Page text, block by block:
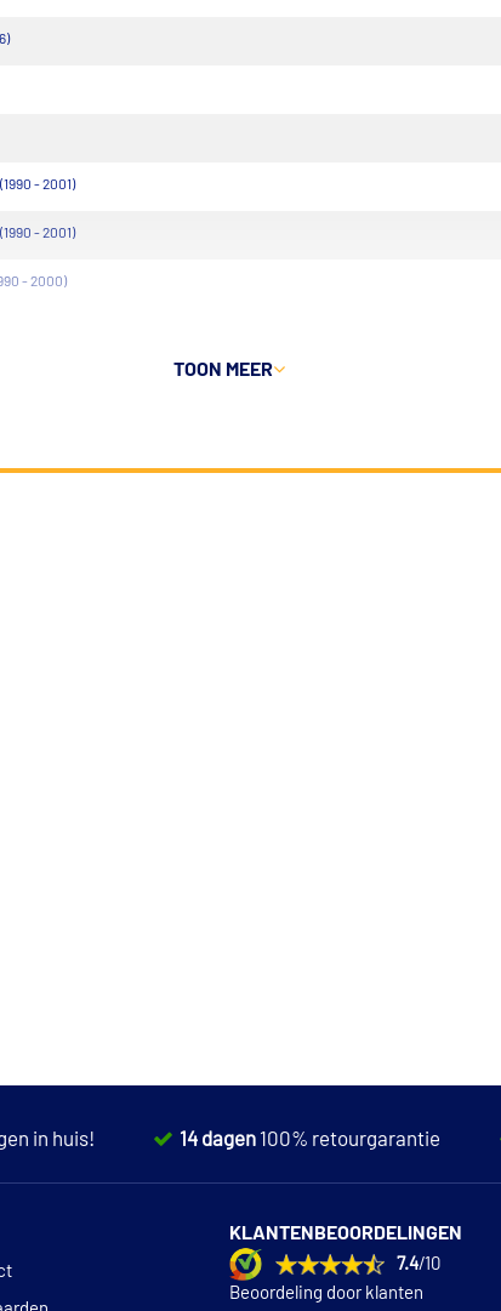
- 2001)
- 2001)
- 2000)
TOON MEER
in huis! 14 dagen 100% retourgarantie
KLANTENBEOORDELINGEN
7.4/10
Beoordeling door klanten